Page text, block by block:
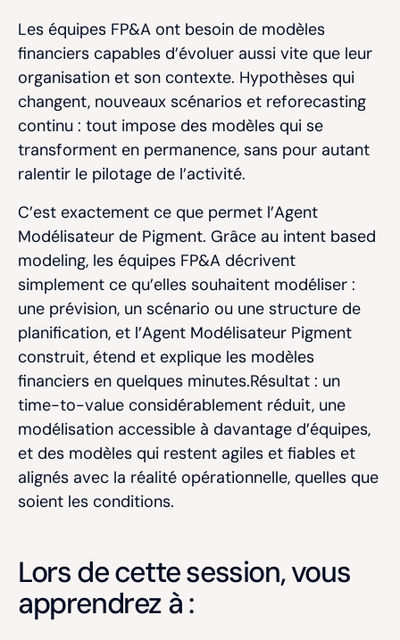
Les équipes FP&A ont besoin de modèles
financiers capables d’évoluer aussi vite que leur
organisation et son contexte. Hypothèses qui
changent, nouveaux scénarios et reforecasting
continu : tout impose des modèles qui se
transforment en permanence, sans pour autant
ralentir le pilotage de l’activité.
C’est exactement ce que permet l’Agent
Modélisateur de Pigment. Grâce au intent based
modeling, les équipes FP&A décrivent
simplement ce qu’elles souhaitent modéliser :
une prévision, un scénario ou une structure de
planification, et l’Agent Modélisateur Pigment
construit, étend et explique les modèles
financiers en quelques minutes.Résultat : un
time-to-value considérablement réduit, une
modélisation accessible à davantage d’équipes,
et des modèles qui restent agiles et fiables et
alignés avec la réalité opérationnelle, quelles que
soient les conditions.
Lors de cette session, vous
apprendrez à :